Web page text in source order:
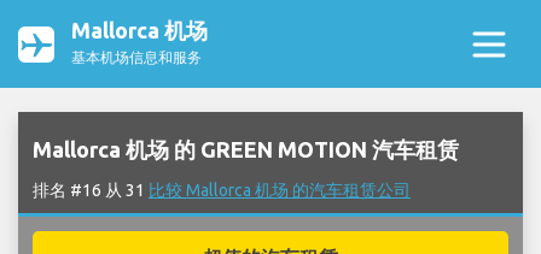
Mallorca 机场
基本机场信息和服务
Mallorca 机场 的 GREEN MOTION 汽车租赁
排名 #16 从 31 比较 Mallorca 机场 的汽车租赁公司